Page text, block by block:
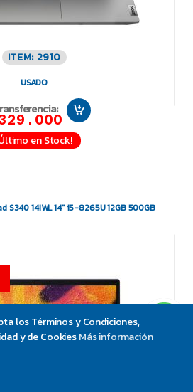
los Términos y Condiciones,
y de CookiesMás información
ITEM: 2910
USADO
en Stock!
14IWL 14″ i5-8265U 12GB 500GB